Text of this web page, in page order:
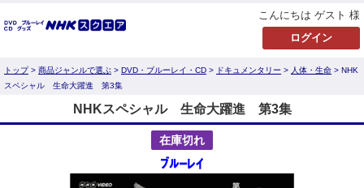
こんにちは ゲスト 様
トップ> 商品ジャンルで選ぶ > DVD・ブルーレイ・CD > ドキュメンタリー > 人体・生命 > NHK
スペシャル 生命大躍進 第3集
NHKスペシャル 生命大躍進 第3集
在庫切れ